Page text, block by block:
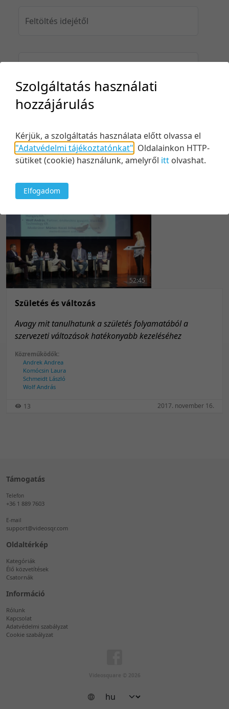
Feltöltés idejétől
Kezdés/felvétel dátuma szerint
Feltöltés dátuma szerint
Feltöltés dátuma szerint
Utolsó módosítás szerint
1 tétel
10 tétel/oldal
20 tétel/oldal
50 tétel/oldal
100 tétel/oldal
52:45
Születés és változás
Avagy mit tanulhatunk a születés folyamatából a
szervezeti változások hatékonyabb kezeléséhez
Közreműködők:
Andrek Andrea
Komócsin Laura
Schmeidt László
Wolf András
13 2017. november 16.
Támogatás
Telefon
+36 1 889 7603
E-mail
support@videosqr.com
Oldaltérkép
Kategóriák
Élő közvetítések
Csatornák
Információ
Rólunk
Kapcsolat
Adatvédelmi szabályzat
Cookie szabályzat
Szolgáltatás használati
hozzájárulás
Kérjük, a szolgáltatás használata előtt olvassa el
"Adatvédelmi tájékoztatónkat" Oldalainkon HTTP-
sütiket (cookie) használunk, amelyről itt olvashat.
Elfogadom